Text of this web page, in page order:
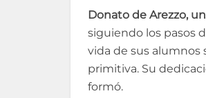
Donato de Arezzo,
siguiendo los pasos
vida de sus alumnos
primitiva. Su
formó.